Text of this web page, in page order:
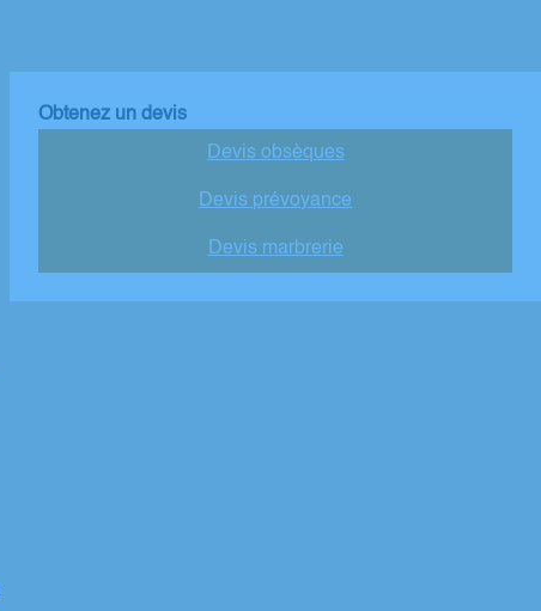
Obtenez un devis
Devis obsèques
Devis prévoyance
Devis marbrerie